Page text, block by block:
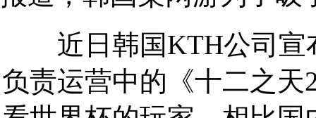
近日韩国KTH公司宣
负责运营中的《十二之